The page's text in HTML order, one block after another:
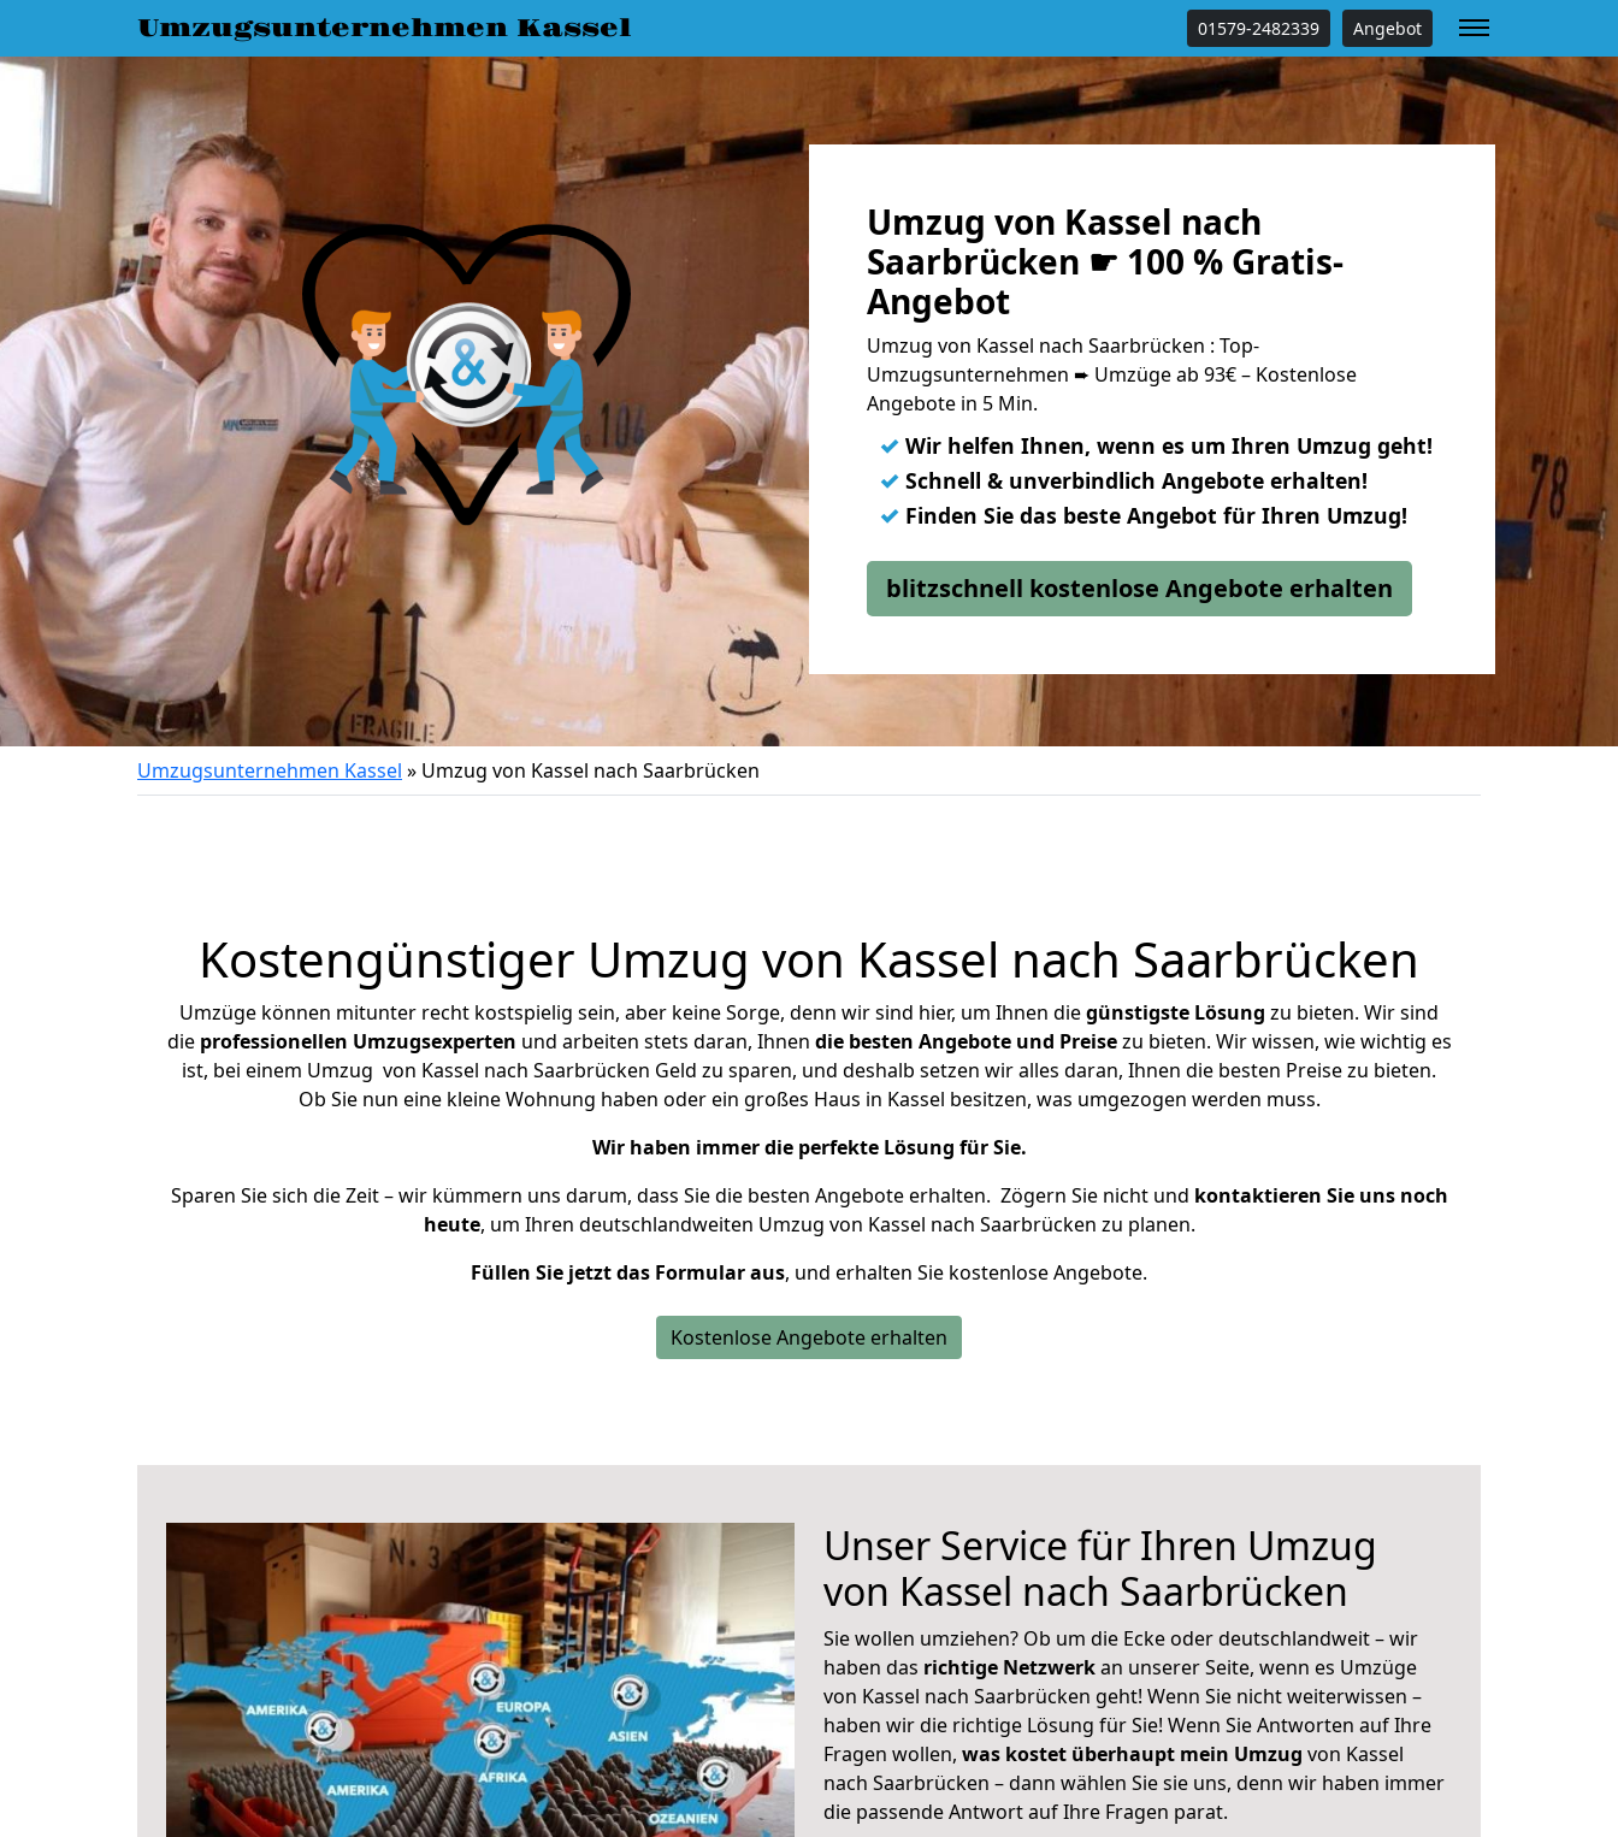
Umzugsunternehmen Kassel 01579-2482339 Angebot
Umzug von Kassel nach
Saarbrücken ☛ 100 % Gratis-
Angebot
Umzug von Kassel nach Saarbrücken : Top-
Umzugsunternehmen ➨ Umzüge ab 93€ – Kostenlose
Angebote in 5 Min.
✓ Wir helfen Ihnen, wenn es um Ihren Umzug geht!
✓ Schnell & unverbindlich Angebote erhalten!
✓ Finden Sie das beste Angebot für Ihren Umzug!
blitzschnell kostenlose Angebote erhalten
Umzugsunternehmen Kassel » Umzug von Kassel nach Saarbrücken
Kostengünstiger Umzug von Kassel nach Saarbrücken
Umzüge können mitunter recht kostspielig sein, aber keine Sorge, denn wir sind hier, um Ihnen diegünstigste Lösung zu bieten. Wir sind
die professionellen Umzugsexperten und arbeiten stets daran, Ihnen die besten Angebote und Preisezu bieten. Wir wissen, wie wichtig es
ist, bei einem Umzug von Kassel nach Saarbrücken Geld zu sparen, und deshalb setzen wir alles daran, Ihnen die besten Preise zu bieten.
Ob Sie nun eine kleine Wohnung haben oder ein großes Haus in Kassel besitzen, was umgezogen werden muss.
Wir haben immer die perfekte Lösung für Sie.
Sparen Sie sich die Zeit – wir kümmern uns darum, dass Sie die besten Angebote erhalten. Zögern Sie nicht und kontaktieren Sie uns noch
heute, um Ihren deutschlandweiten Umzug von Kassel nach Saarbrücken zu planen.
Füllen Sie jetzt das Formular aus, und erhalten Sie kostenlose Angebote.
Kostenlose Angebote erhalten
Unser Service für Ihren Umzug
von Kassel nach Saarbrücken
Sie wollen umziehen? Ob um die Ecke oder deutschlandweit – wir
haben das richtige Netzwerkan unserer Seite, wenn es Umzüge
von Kassel nach Saarbrücken geht! Wenn Sie nicht weiterwissen –
haben wir die richtige Lösung für Sie! Wenn Sie Antworten auf Ihre
Fragen wollen, was kostet überhaupt mein Umzug von Kassel
nach Saarbrücken – dann wählen Sie sie uns, denn wir haben immer
die passende Antwort auf Ihre Fragen parat.